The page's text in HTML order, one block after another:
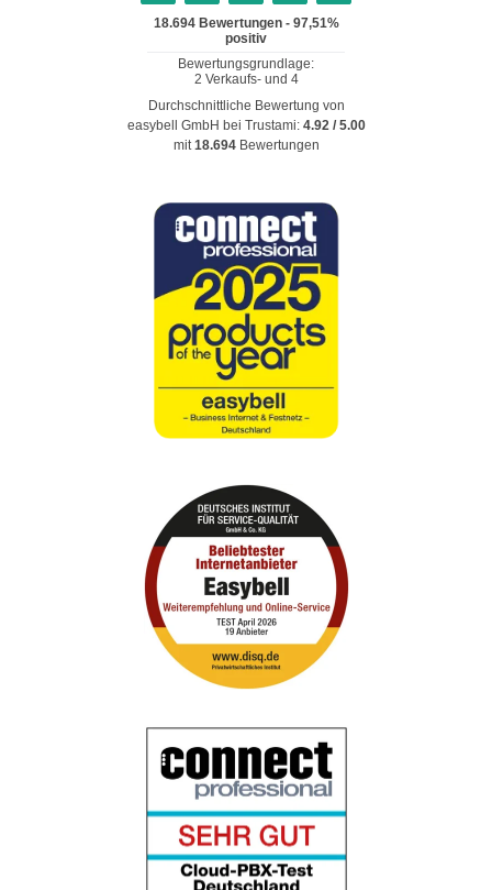
Durchschnittliche Bewertung von
easybell GmbH bei Trustami: 4.92/ 5.00
mit18.694 Bewertungen